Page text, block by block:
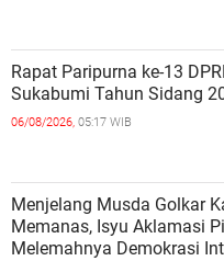
Rapat Paripurna ke-13
Sukabumi Tahun Sidang
06/08/2026, 05:17 WIB
Menjelang Musda Golkar
Memanas, Isyu Aklamasi
Melemahnya Demokrasi